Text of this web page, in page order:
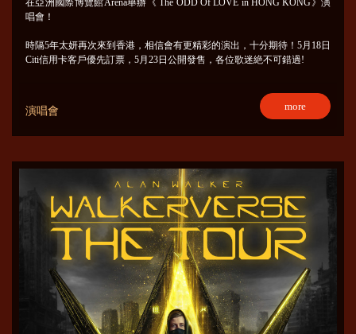
唱會！
時隔5年太妍再次來到香港，相信會有更精彩的演出，十分期待！5月18日
Citi信用卡客戶優先訂票，5月23日公開發售，各位歌迷絶不可錯過!
演唱會 more